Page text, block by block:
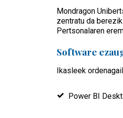
Mondragon
zentratu da
Pertsonalaren
Software
Ikasleek
Power BI